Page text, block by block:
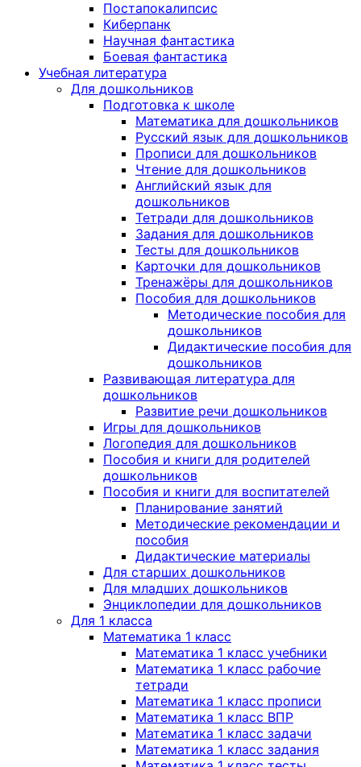
Постапокалипсис
Киберпанк
Научная фантастика
Боевая фантастика
Учебная литература
Для дошкольников
Подготовка к школе
Математика для дошкольников
Русский язык для дошкольников
Прописи для дошкольников
Чтение для дошкольников
Английский язык для
дошкольников
Тетради для дошкольников
Задания для дошкольников
Тесты для дошкольников
Карточки для дошкольников
Тренажёры для дошкольников
Пособия для дошкольников
Методические пособия для
дошкольников
Дидактические пособия для
дошкольников
Развивающая литература для
дошкольников
Развитие речи дошкольников
Игры для дошкольников
Логопедия для дошкольников
Пособия и книги для родителей
дошкольников
Пособия и книги для воспитателей
Планирование занятий
Методические рекомендации и
пособия
Дидактические материалы
Для старших дошкольников
Для младших дошкольников
Энциклопедии для дошкольников
Для 1 класса
Математика 1 класс
Математика 1 класс учебники
Математика 1 класс рабочие
тетради
Математика 1 класс прописи
Математика 1 класс ВПР
Математика 1 класс задачи
Математика 1 класс задания